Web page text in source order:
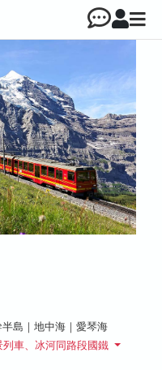
島｜地中海｜愛琴海
車、冰河同路段國鐵